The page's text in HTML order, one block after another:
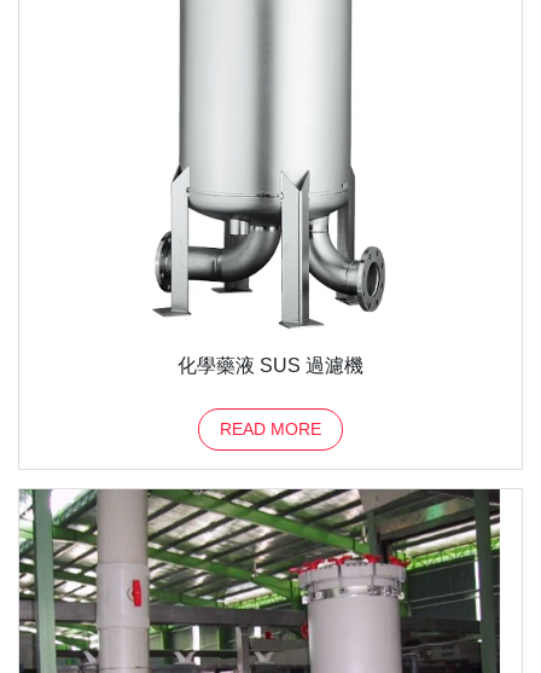
化學藥液 SUS 過濾機
READ MORE